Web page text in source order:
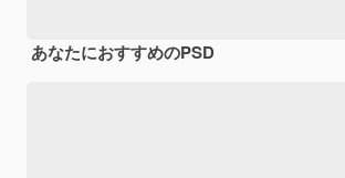
あなたにおすすめのPSD